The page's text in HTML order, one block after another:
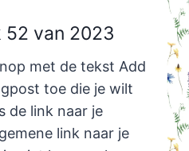
van 2023
met de tekst Add
toe die je wilt
de link naar je
link naar je